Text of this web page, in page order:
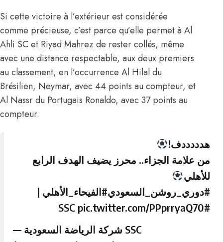
Si cette victoire à l’extérieur est considérée
comme précieuse, c’est parce qu’elle permet à Al
Ahli SCet Riyad Mahrez de rester collés, même
avec une distance respectable, aux deux premiers
au classement, en l’occurrence Al Hilal du
Brésilien, Neymar, avec 44 points au compteur, et
Al Nassr du Portugais Ronaldo, avec 37 points au
compteur.
هدددددف!
من علامة الجزاء.. محرز يضيف الهدف الرابع
للأهلي
#دوري_روشن_السعودي#الفيحاء_الأهلي |
#SSC
pic.twitter.com/PPprryaQ70
— شركة الرياضة السعودية SSC